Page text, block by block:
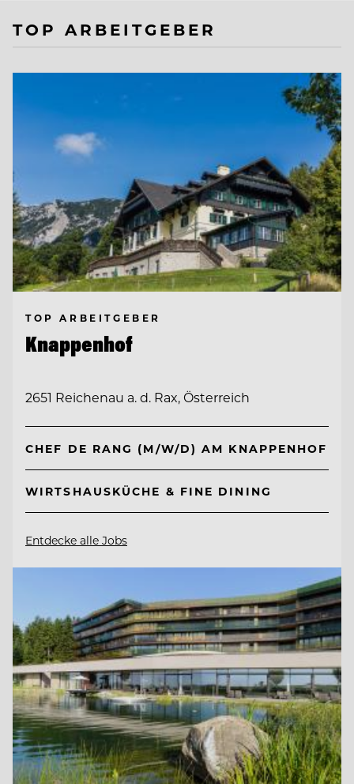
TOP ARBEITGEBER
TOP ARBEITGEBER
Knappenhof
2651 Reichenau a. d. Rax, Österreich
CHEF DE RANG (M/W/D) AM KNAPPENHOF
WIRTSHAUSKÜCHE & FINE DINING
Entdecke alle Jobs